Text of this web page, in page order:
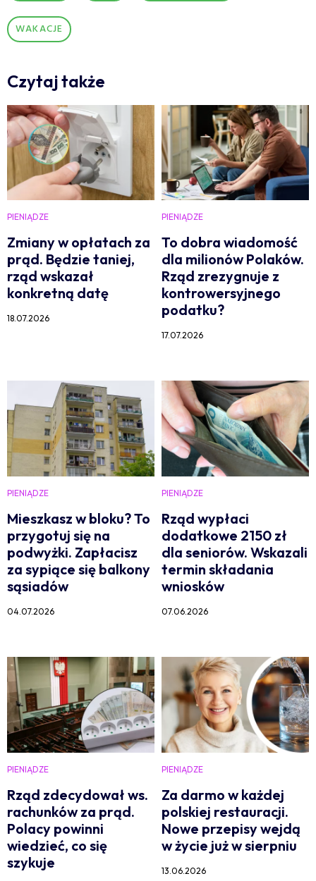
WAKACJE
Czytaj także
PIENIĄDZE
Zmiany w opłatach za
prąd. Będzie taniej,
rząd wskazał
konkretną datę
18.07.2026
PIENIĄDZE
To dobra wiadomość
dla milionów Polaków.
Rząd zrezygnuje z
kontrowersyjnego
podatku?
17.07.2026
PIENIĄDZE
Mieszkasz w bloku? To
przygotuj się na
podwyżki. Zapłacisz
za sypiące się balkony
sąsiadów
04.07.2026
PIENIĄDZE
Rząd wypłaci
dodatkowe 2150 zł
dla seniorów. Wskazali
termin składania
wniosków
07.06.2026
PIENIĄDZE
Rząd zdecydował ws.
rachunków za prąd.
Polacy powinni
wiedzieć, co się
szykuje
PIENIĄDZE
Za darmo w każdej
polskiej restauracji.
Nowe przepisy wejdą
w życie już w sierpniu
13.06.2026